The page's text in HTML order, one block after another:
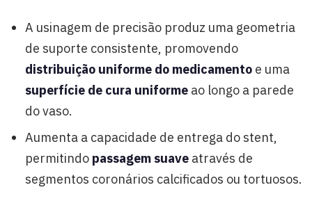
A usinagem de precisão produz uma geometria
de suporte consistente, promovendo
distribuição uniforme do medicamento e uma
superfície de cura uniforme ao longo a parede
do vaso.
Aumenta a capacidade de entrega do stent,
permitindo passagem suave através de
segmentos coronários calcificados ou tortuosos.